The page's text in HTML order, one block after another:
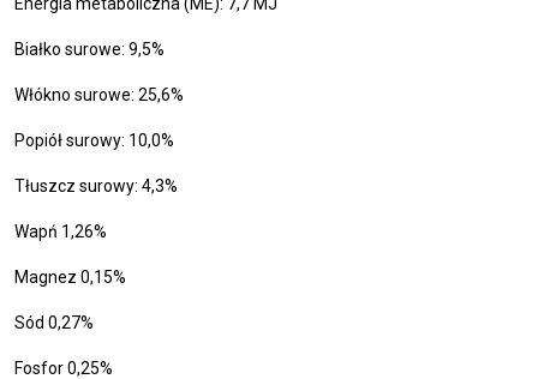
Białko surowe: 9,5%
Włókno surowe: 25,6%
Popiół surowy: 10,0%
Tłuszcz surowy: 4,3%
Wapń 1,26%
Magnez 0,15%
Sód 0,27%
Fosfor 0,25%